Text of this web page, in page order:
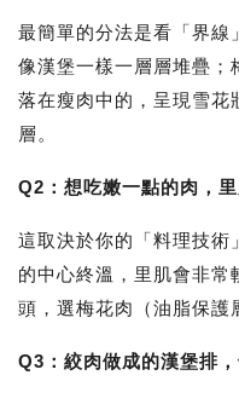
最簡單的分法是看「界線
像漢堡一樣一層層堆疊；
落在瘦肉中的，呈現雪花
層。
Q2：想吃嫩一點的肉，
這取決於你的「料理技術
的中心終溫 ，里肌會非
頭，選梅花肉（油脂保護
Q3：絞肉做成的漢堡排